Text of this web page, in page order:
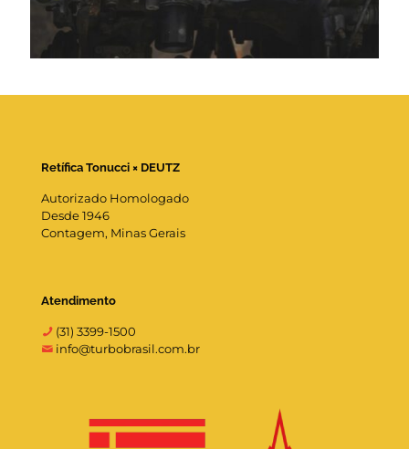
Retífica Tonucci × DEUTZ
Autorizado Homologado
Desde 1946
Contagem, Minas Gerais
Atendimento
(31) 3399-1500
info@turbobrasil.com.br